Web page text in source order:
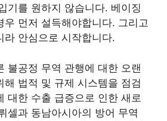
기를 원하지 않습니다. 베이징
우 먼저 설득해야합니다. 그리고
라 안심으로 시작합니다.
불공정 무역 관행에 대한 오랜
해 법적 및 규제 시스템을 점검
대한 수출 급증으로 인한 새로
셀과 동남아시아의 방어 무역